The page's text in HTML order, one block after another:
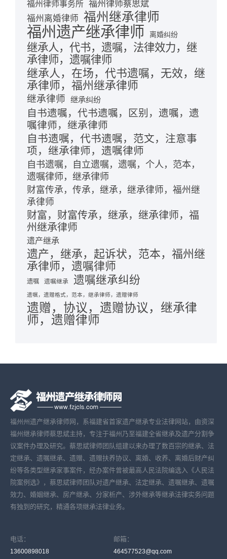
福州律师事务所 福州律师蔡思斌
福州离婚律师 福州继承律师
福州遗产继承律师 离婚纠纷
继承人，代书，遗嘱，法律效力，继
承律师，遗嘱律师
继承人，在场，代书遗嘱，无效，继
承律师，福州继承律师
继承律师 继承纠纷
自书遗嘱，代书遗嘱，区别，遗嘱，遗
嘱律师，继承律师
自书遗嘱，代书遗嘱，范文，注意事
项，继承律师，遗嘱律师
自书遗嘱，自立遗嘱，遗嘱，个人，范本，
遗嘱律师，继承律师
财富传承，传承，继承，继承律师，福州继
承律师
财富，财富传承，继承，继承律师，福
州继承律师
遗产继承
遗产，继承，起诉状，范本，福州继
承律师，遗嘱律师
遗嘱 遗嘱继承 遗嘱继承纠纷
遗嘱，遗赠格式，范本，继承律师，遗赠律师
遗赠，协议，遗赠协议，继承律
师，遗赠律师
福州州遗产继承律师网，系福建省首家遗产继承专业法律网站，由资深
福州继承律师蔡思斌主持，专注于福州乃至福建全省继承及遗产分割争
议案件办理及研究。蔡思斌律师团队组建以来办理了数百宗的继承、法
定继承、遗嘱继承、遗赠、遗赠扶养协议、离婚、收养、离婚后财产纠
纷等各类型继承家事案件，经办案件曾被最高人民法院编选入《人民法
院案例选》，蔡思斌律师团队对遗产继承、法定继承、遗嘱继承、遗嘱
效力、婚姻继承、房产继承、分家析产、涉外继承等继承法律实务问题
有独到的研究，精通各项继承法律业务。
电话：
13600898018
邮箱：
464577523@qq.com